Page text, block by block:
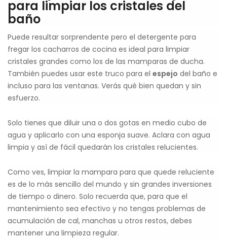
para limpiar los cristales del
baño
Puede resultar sorprendente pero el detergente para
fregar los cacharros de cocina es ideal para limpiar
cristales grandes como los de las mamparas de ducha.
También puedes usar este truco para el espejo del baño e
incluso para las ventanas. Verás qué bien quedan y sin
esfuerzo.
Solo tienes que diluir una o dos gotas en medio cubo de
agua y aplicarlo con una esponja suave. Aclara con agua
limpia y así de fácil quedarán los cristales relucientes.
Como ves, limpiar la mampara para que quede reluciente
es de lo más sencillo del mundo y sin grandes inversiones
de tiempo o dinero. Solo recuerda que, para que el
mantenimiento sea efectivo y no tengas problemas de
acumulación de cal, manchas u otros restos, debes
mantener una limpieza regular.